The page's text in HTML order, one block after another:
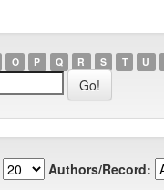
O P Q R S T U
Authors/Record: